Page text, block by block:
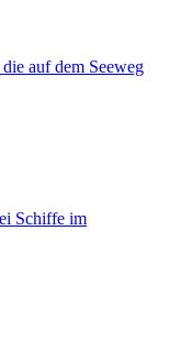
auf dem Seeweg
Schiffe im